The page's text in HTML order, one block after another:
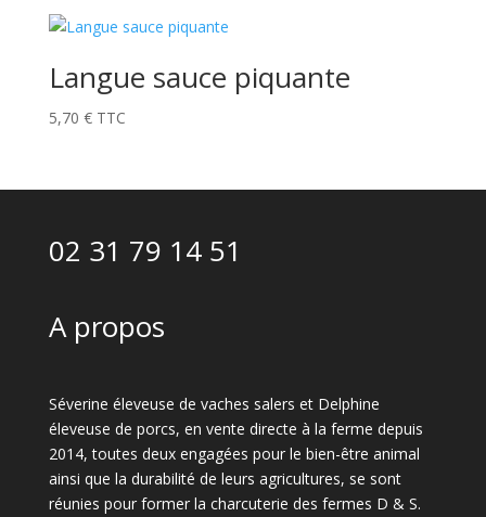
Langue sauce piquante
5,70 € TTC
02 31 79 14 51
A propos
Séverine éleveuse de vaches salers et Delphine
éleveuse de porcs, en vente directe à la ferme depuis
2014, toutes deux engagées pour le bien-être animal
ainsi que la durabilité de leurs agricultures, se sont
réunies pour former la charcuterie des fermes D & S.